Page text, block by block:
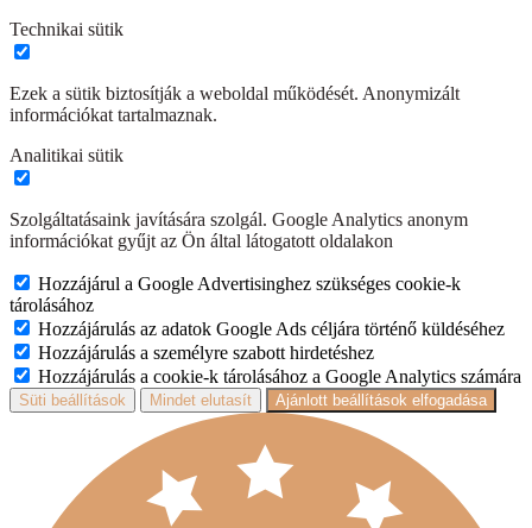
Technikai sütik
Ezek a sütik biztosítják a weboldal működését. Anonymizált
információkat tartalmaznak.
Analitikai sütik
Szolgáltatásaink javítására szolgál. Google Analytics anonym
információkat gyűjt az Ön által látogatott oldalakon
Hozzájárul a Google Advertisinghez szükséges cookie-k
tárolásához
Hozzájárulás az adatok Google Ads céljára történő küldéséhez
Hozzájárulás a személyre szabott hirdetéshez
Hozzájárulás a cookie-k tárolásához a Google Analytics számára
Süti beállítások Mindet elutasít Ajánlott beállítások elfogadása